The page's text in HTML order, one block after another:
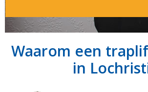
Waarom een
in